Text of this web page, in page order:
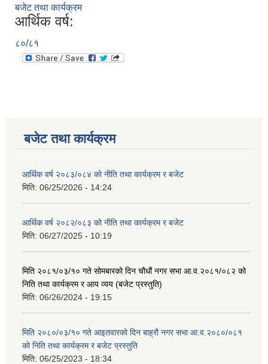
बजेट तथा कार्यक्रम
आर्थिक वर्ष:
८०/८१
बजेट तथा कार्यक्रम
आर्थिक वर्ष २०८३/०८४ को नीति तथा कार्यक्रम र बजेट
मिति: 06/25/2026 - 14:24
आर्थिक वर्ष २०८२/०८३ को नीति तथा कार्यक्रम र बजेट
मिति: 06/27/2025 - 10:19
मिति २०८१/०३/१० गते सोमबारको दिन चौधौं नगर सभा आ.व.२०८१/०८२ को
निति तथा कार्यक्रम र आय व्यय (बजेट प्रस्तुति)
मिति: 06/26/2024 - 19:15
मिति २०८०/०३/१० गते आइतवारको दिन बाह्रौ नगर सभा आ.व.२०८०/०८१
को निति तथा कार्यक्रम र बजेट प्रस्तुति
मिति: 06/25/2023 - 18:34